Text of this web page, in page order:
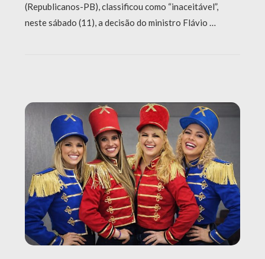
(Republicanos-PB), classificou como “inaceitável”,
neste sábado (11), a decisão do ministro Flávio …